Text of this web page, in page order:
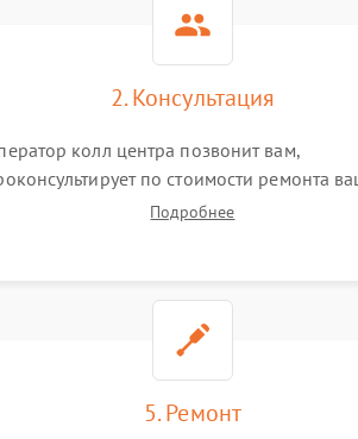
2. Консультация
колл центра позвонит вам,
по стоимости ремонта
а также ответит на все ваши
Подробнее
5. Ремонт